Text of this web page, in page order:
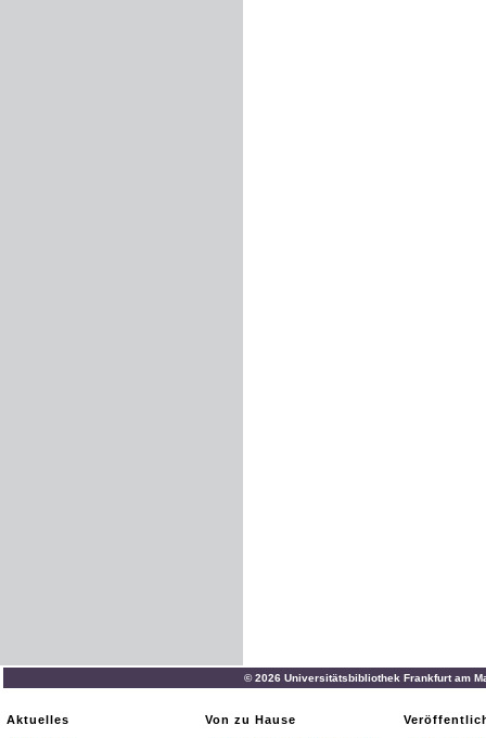
© 2026 Universitätsbibliothek Frankfurt am
Aktuelles
Von zu Hause